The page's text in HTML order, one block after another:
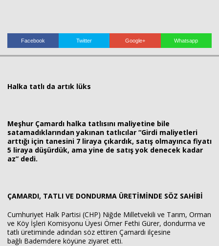
Facebook Twitter Google+ Whatsapp
Halka tatlı da artık lüks
Meşhur Çamardı halka tatlısını maliyetine bile
satamadıklarından yakınan tatlıcılar “Girdi maliyetleri
arttığı için tanesini 7 liraya çıkardık, satış olmayınca fiyatı
5 liraya düşürdük, ama yine de satış yok denecek kadar
az” dedi.
ÇAMARDI, TATLI VE DONDURMA ÜRETİMİNDE SÖZ SAHİBİ
Cumhuriyet Halk Partisi (CHP) Niğde Milletvekili ve Tarım, Orman
ve Köy İşleri Komisyonu Üyesi Ömer Fethi Gürer, dondurma ve
tatlı üretiminde adından söz ettiren Çamardı ilçesine
bağlı Bademdere köyüne ziyaret etti.